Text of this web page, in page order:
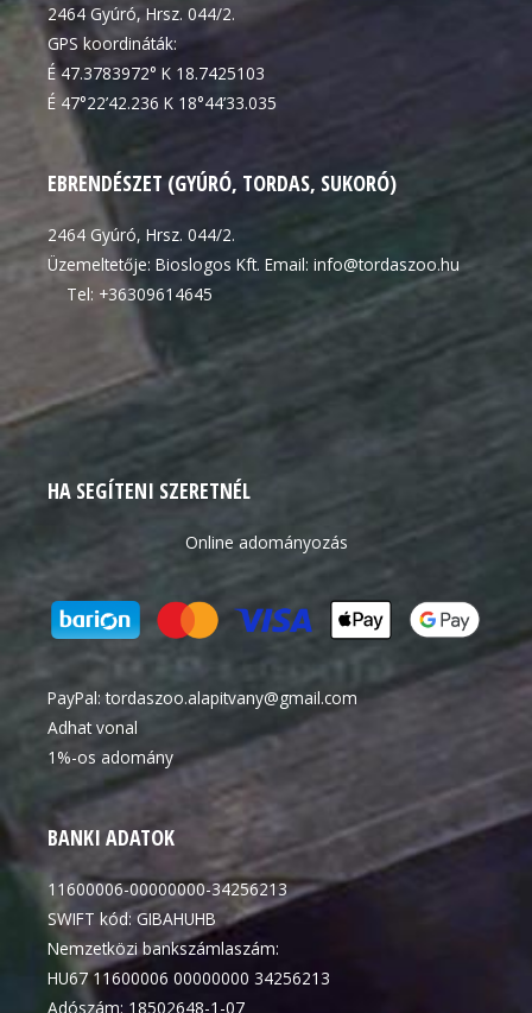
2464 Gyúró, Hrsz. 044/2.
GPS koordináták:
É 47.3783972° K 18.7425103
É 47°22’42.236 K 18°44’33.035
EBRENDÉSZET (GYÚRÓ, TORDAS, SUKORÓ)
2464 Gyúró, Hrsz. 044/2.
Üzemeltetője: Bioslogos Kft. Email: info@tordaszoo.hu
Tel: +36309614645
HA SEGÍTENI SZERETNÉL
Online adományozás
PayPal:tordaszoo.alapitvany@gmail.com
Adhat vonal
1%-os adomány
BANKI ADATOK
11600006-00000000-34256213
SWIFT kód: GIBAHUHB
Nemzetközi bankszámlaszám:
HU67 11600006 00000000 34256213
Adószám: 18502648-1-07